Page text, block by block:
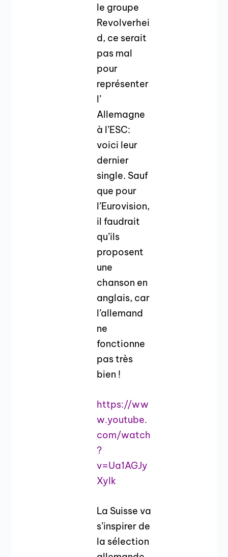
le groupe
Revolverhei
d, ce serait
pas mal
pour
représenter
l’
Allemagne
à l’ESC:
voici leur
dernier
single. Sauf
que pour
l’Eurovision,
il faudrait
qu’ils
proposent
une
chanson en
anglais, car
l’allemand
ne
fonctionne
pas très
bien !
https://ww
w.youtube.
com/watch
?
v=Ua1AGJy
Xylk
La Suisse va
s’inspirer de
la sélection